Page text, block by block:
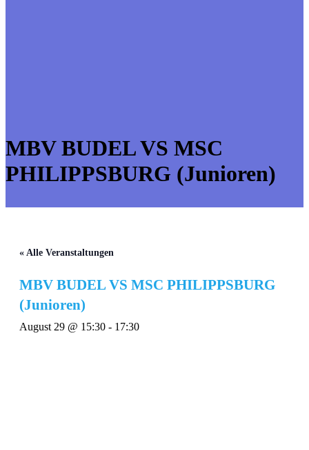
MBV BUDEL VS MSC
PHILIPPSBURG (Junioren)
« Alle Veranstaltungen
MBV BUDEL VS MSC PHILIPPSBURG
(Junioren)
August 29 @ 15:30 - 17:30